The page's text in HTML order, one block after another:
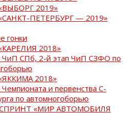
2019»
ПЕТЕРБУРГ — 2019»
гонки
2018»
ЧиП СПб, 2-й этап ЧиП СЗФО по
2018»
Чемпионата и первенства С-
по автомногоборью
«МИР АВТОМОБИЛЯ